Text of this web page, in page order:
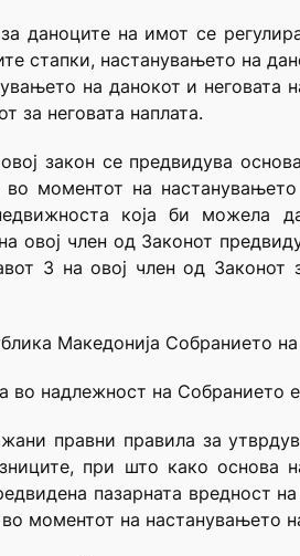
даноците на имот се
стапки, настанувањето на
на данокот и неговата
за неговата наплата.
закон се предвидува
моментот на
која би можела
овој член од Законот
3 на овој член од
Македонија Собранието
во надлежност на Собранието
правни правила за
при што како
пазарната вредност
моментот на настанувањето